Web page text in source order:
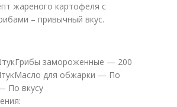
жареного картофеля с
– привычный вкус.
замороженные — 200
для обжарки — По
По вкусу